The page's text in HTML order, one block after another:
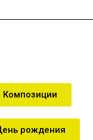
Композиции
рождения